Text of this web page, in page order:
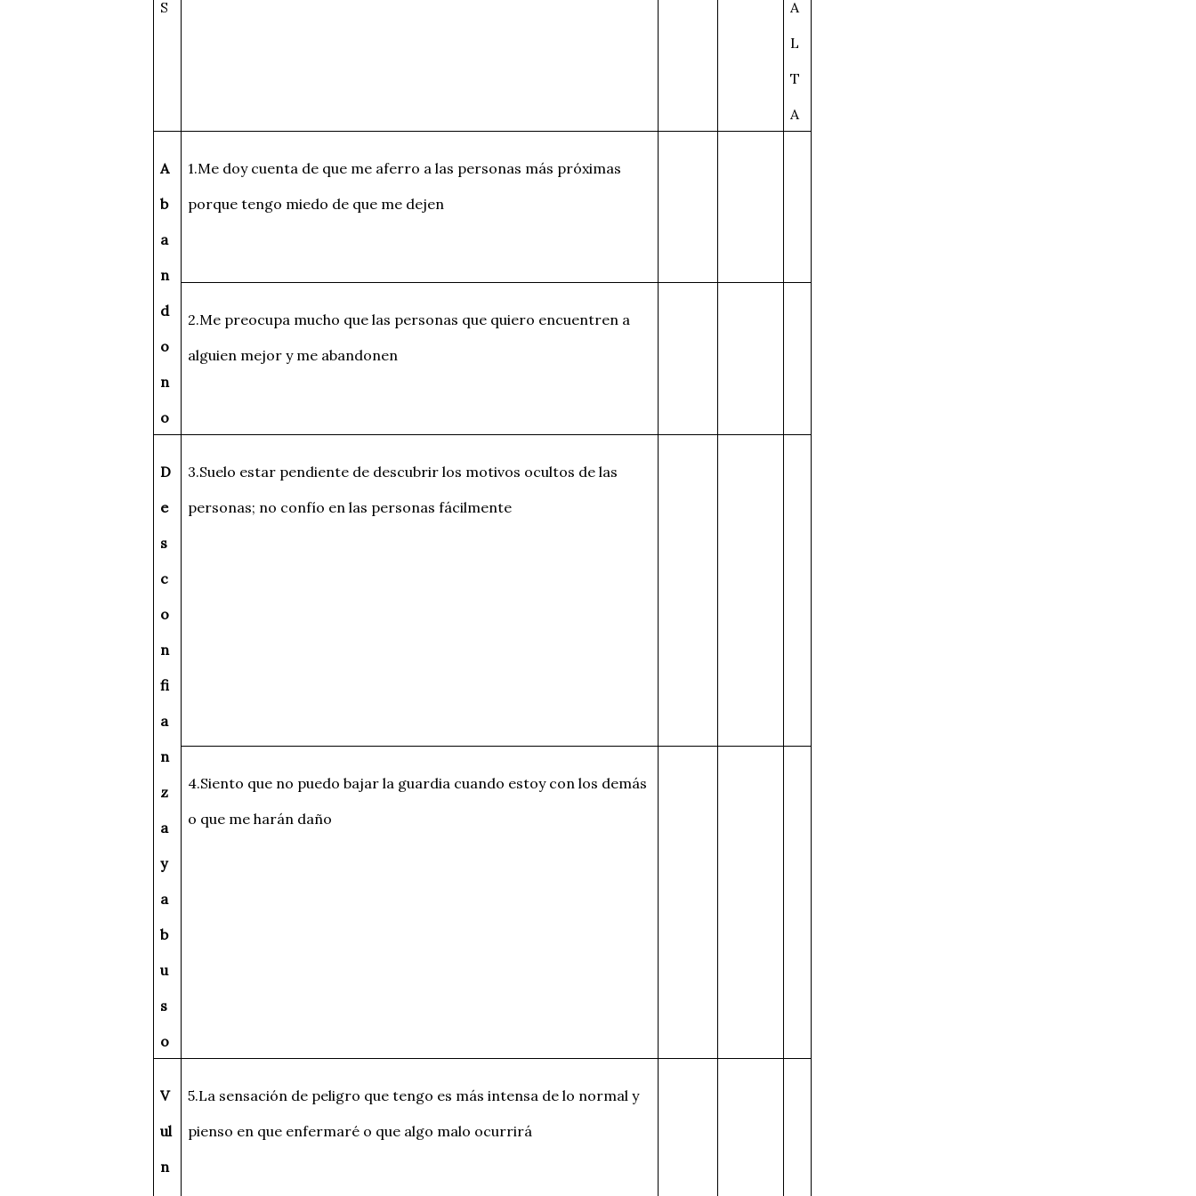
S
A
L
T
A
A
b
a
n
d
o
n
o
1.Me doy cuenta de que me aferro a las personas más próximas
porque tengo miedo de que me dejen
2.Me preocupa mucho que las personas que quiero encuentren a
alguien mejor y me abandonen
D
e
s
c
o
n
fi
a
n
z
a
y
a
b
u
s
o
3.Suelo estar pendiente de descubrir los motivos ocultos de las
personas; no confío en las personas fácilmente
4.Siento que no puedo bajar la guardia cuando estoy con los demás
o que me harán daño
V
ul
n
5.La sensación de peligro que tengo es más intensa de lo normal y
pienso en que enfermaré o que algo malo ocurrirá